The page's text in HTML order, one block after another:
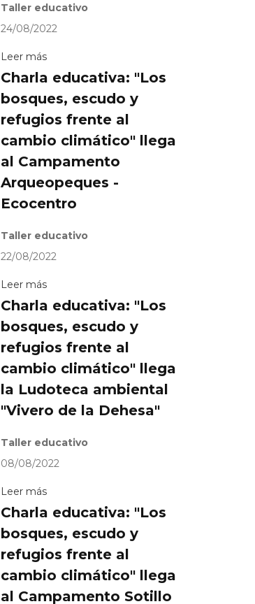
Taller educativo
24/08/2022
Leer más
Charla educativa: "Los
bosques, escudo y
refugios frente al
cambio climático" llega
al Campamento
Arqueopeques -
Ecocentro
Taller educativo
22/08/2022
Leer más
Charla educativa: "Los
bosques, escudo y
refugios frente al
cambio climático" llega
la Ludoteca ambiental
"Vivero de la Dehesa"
Taller educativo
08/08/2022
Leer más
Charla educativa: "Los
bosques, escudo y
refugios frente al
cambio climático" llega
al Campamento Sotillo